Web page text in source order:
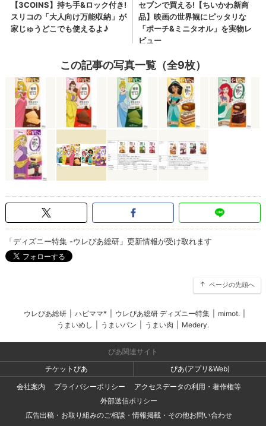
この記事の写真一覧（全9枚）
「ディズニー特集 -ウレぴあ総研」更新情報が受け取れます
ページの先頭へ
ウレぴあ総研 ハピママ* ウレぴあ総研 ディズニー特集 mimot.
うまいめし
うまいパン うまい肉 Medery.
ぴあ関連サイト
チケットぴあ
ぴあ(アプリ&Web)
会社案内
プライバシーポリシー
アクセスデータの利用・著作権等
外部送信ポリシー
広告出稿・お取り組みのご相談・情報掲載・その他お問い合わせ